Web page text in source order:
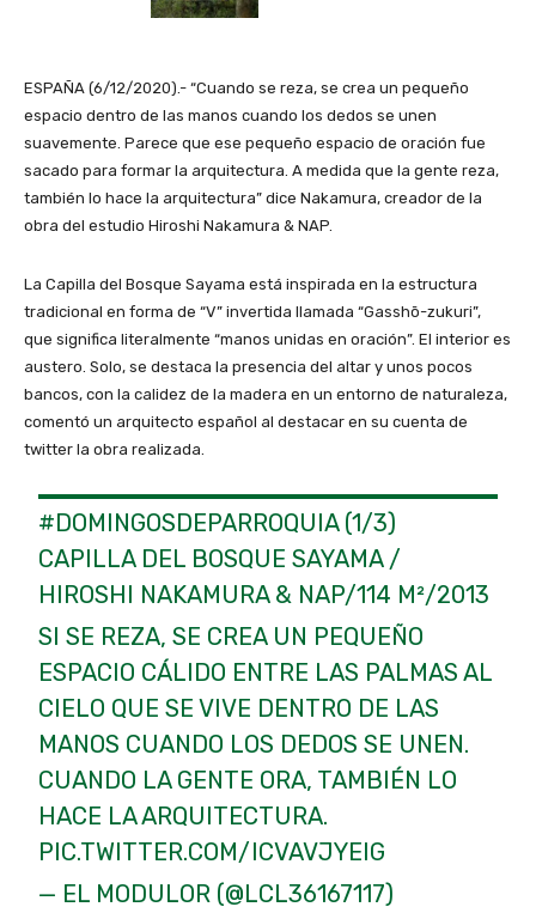
ESPAÑA (6/12/2020).- “Cuando se reza, se crea un pequeño
espacio dentro de las manos cuando los dedos se unen
suavemente. Parece que ese pequeño espacio de oración fue
sacado para formar la arquitectura. A medida que la gente reza,
también lo hace la arquitectura” dice Nakamura, creador de la
obra del estudio Hiroshi Nakamura & NAP.
La Capilla del Bosque Sayama está inspirada en la estructura
tradicional en forma de “V” invertida llamada “Gasshō-zukuri”,
que significa literalmente “manos unidas en oración”. El interior es
austero. Solo, se destaca la presencia del altar y unos pocos
bancos, con la calidez de la madera en un entorno de naturaleza,
comentó un arquitecto español al destacar en su cuenta de
twitter la obra realizada.
#DOMINGOSDEPARROQUIA(1/3)
CAPILLA DEL BOSQUE SAYAMA /
HIROSHI NAKAMURA & NAP/114 M²/2013
SI SE REZA, SE CREA UN PEQUEÑO
ESPACIO CÁLIDO ENTRE LAS PALMAS AL
CIELO QUE SE VIVE DENTRO DE LAS
MANOS CUANDO LOS DEDOS SE UNEN.
CUANDO LA GENTE ORA, TAMBIÉN LO
HACE LA ARQUITECTURA.
PIC.TWITTER.COM/ICVAVJYEIG
— EL MODULOR (@LCL36167117)